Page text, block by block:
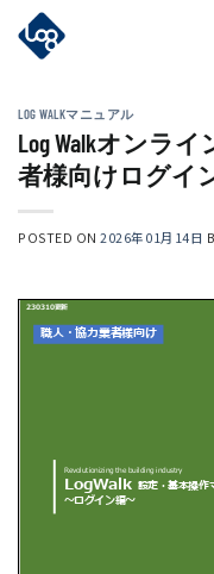
Skip
LOG WALKマニュアル
Log Walkオンラ
者様向けログイ
POSTED ON2026年01月14日